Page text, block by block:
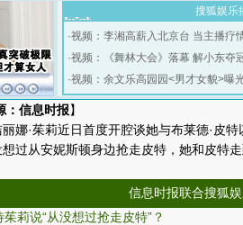
搜狐娱乐
·视频：李湘高薪入北京台 当主播疗
·视频：《舞林大会》落幕 解小东夺
·视频：余文乐高园园<男才女貌>曝
：信息时报】
·茱莉近日首度开腔谈她与布莱德·皮特
过从安妮斯顿身边抢走皮特，她和皮特
信息时报联合搜狐
莉说“从没想过抢走皮特”？